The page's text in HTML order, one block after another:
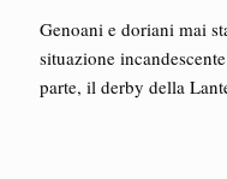
Genoani e doriani mai
situazione
parte, il derby della